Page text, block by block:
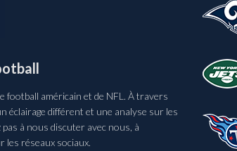
football américain et de NFL. À travers
éclairage différent et une analyse sur les
à nous discuter avec nous, à
les réseaux sociaux.